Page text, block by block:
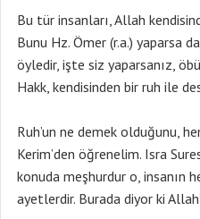
Bu tür insanları, Allah
Bunu Hz. Ömer (r.a.) yaparsa
öyledir, işte siz yaparsanız,
Hakk, kendisinden bir ruh ile
Ruh’un ne demek olduğunu,
Kerim’den öğrenelim. Isra
konuda meşhurdur o, insanın
ayetlerdir. Burada diyor ki